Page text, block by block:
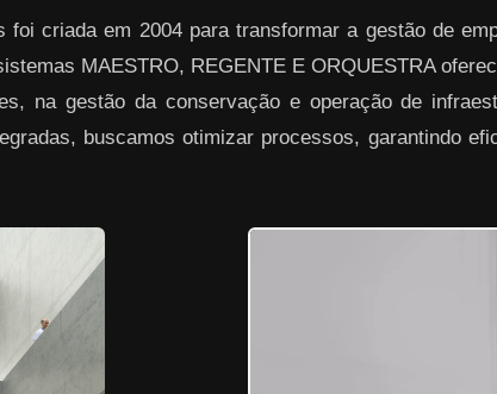
foi criada em 2004 para transformar a gestão de
MAESTRO, REGENTE E ORQUESTRA
na gestão da conservação e operação de
buscamos otimizar processos, garantindo